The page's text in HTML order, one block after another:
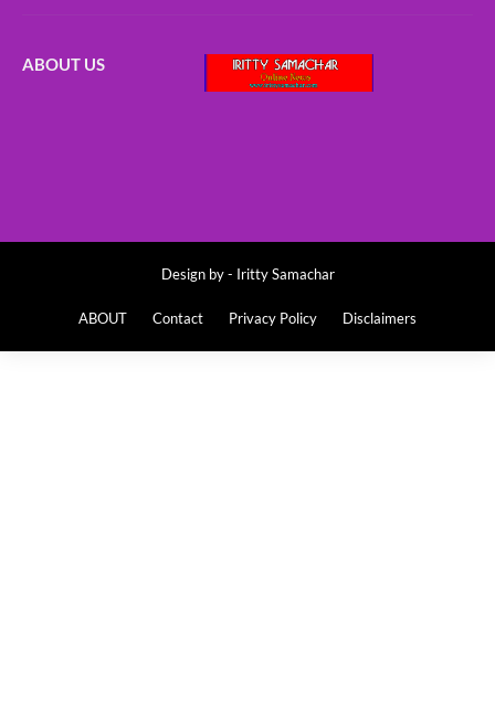
ABOUT US
Design by - Iritty Samachar
ABOUT Contact Privacy Policy Disclaimers